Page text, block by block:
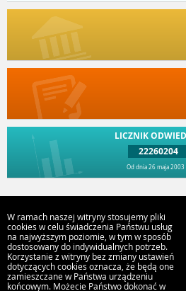
LICZNIK
22260204
Od dnia 26 maja 2003
Urząd Gminy
ul. Jana Pawła II 47, 63-
W ramach naszej witryny stosujemy pliki
cookies w celu świadczenia Państwu usług
na najwyższym poziomie, w tym w sposób
dostosowany do indywidualnych potrzeb.
Korzystanie z witryny bez zmiany ustawień
dotyczących cookies oznacza, że będą one
zamieszczane w Państwa urządzeniu
końcowym. Możecie Państwo dokonać w